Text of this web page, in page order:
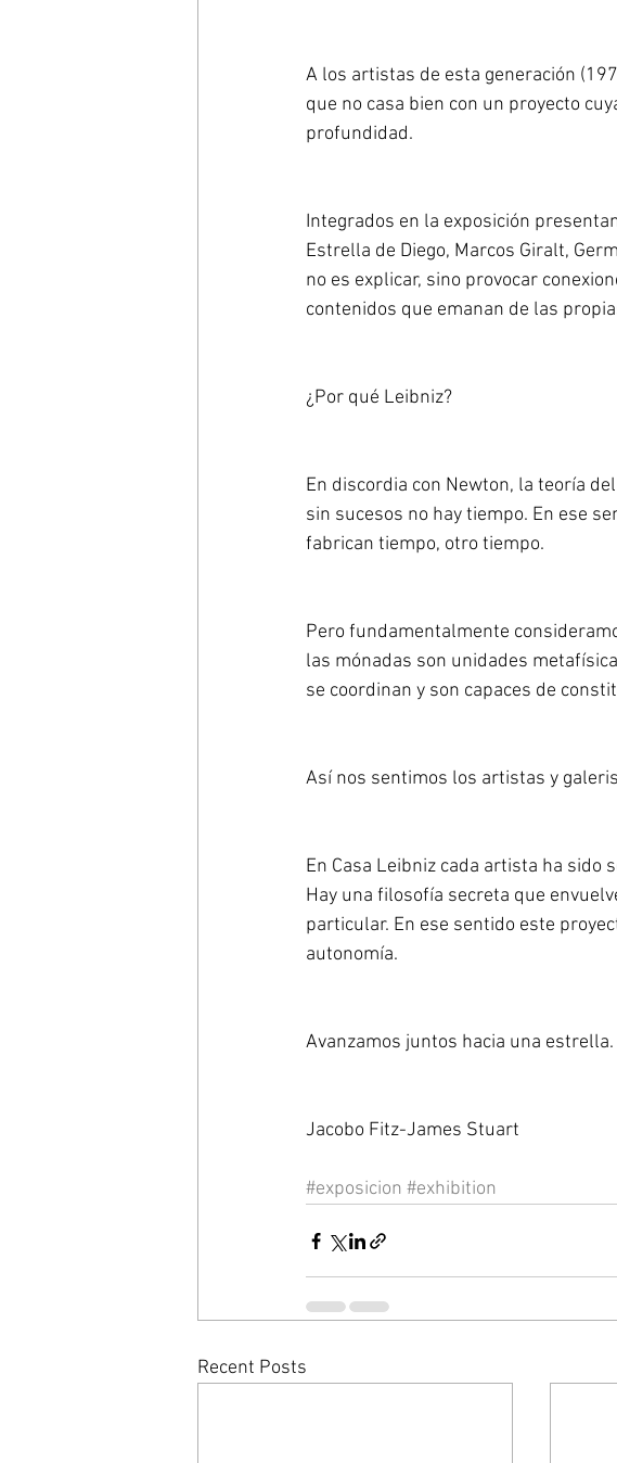
A los artistas de esta generación
que no casa bien con un proyecto
profundidad.
Integrados en la exposición
Estrella de Diego, Marcos Giralt,
no es explicar, sino provocar
contenidos que emanan de las
¿Por qué Leibniz?
En discordia con Newton, la teoría
sin sucesos no hay tiempo. En ese
fabrican tiempo, otro tiempo.
Pero fundamentalmente
las mónadas son unidades
se coordinan y son capaces de
Así nos sentimos los artistas y
En Casa Leibniz cada artista ha sido
Hay una filosofía secreta que
particular. En ese sentido este
autonomía.
Avanzamos juntos hacia una estrella.
Jacobo Fitz-James Stuart
#exposicion #exhibition
Recent Posts